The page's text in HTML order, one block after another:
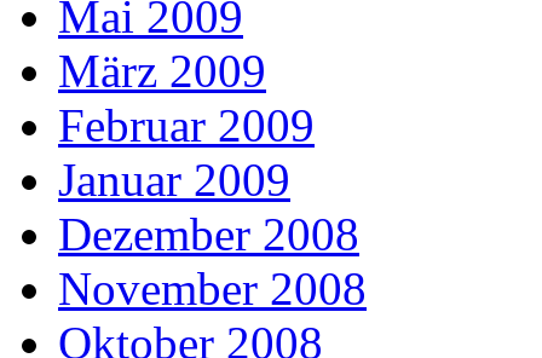
Mai 2009
März 2009
Februar 2009
Januar 2009
Dezember 2008
November 2008
Oktober 2008